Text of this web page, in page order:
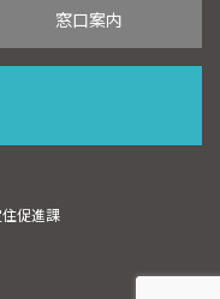
窓口案内
促進課